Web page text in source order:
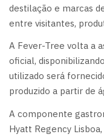
destilação e marcas
entre visitantes,
A Fever-Tree volta a
oficial,
utilizado será
produzido a partir de
A componente
Hyatt Regency